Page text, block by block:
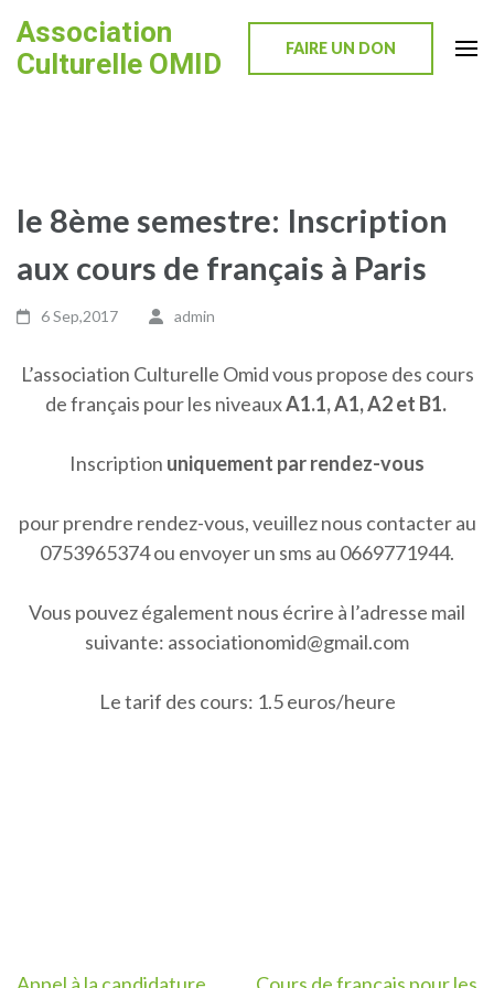
to
content
Association
Culturelle OMID
FAIRE UN DON
le 8ème semestre: Inscription
aux cours de français à Paris
6 Sep,2017 admin
L’association Culturelle Omid vous propose des cours
de français pour les niveauxA1.1, A1, A2 et B1.
Inscription uniquement par rendez-vous
pour prendre rendez-vous, veuillez nous contacter au
0753965374 ou envoyer un sms au 0669771944.
Vous pouvez également nous écrire à l’adresse mail
suivante: associationomid@gmail.com
Le tarif des cours: 1.5 euros/heure